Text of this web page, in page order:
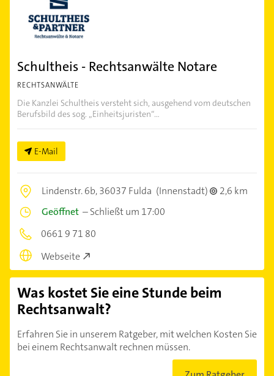
Schultheis - Rechtsanwälte Notare
RECHTSANWÄLTE
Die Kanzlei Schultheis versteht sich, ausgehend vom deutschen
Berufsbild des sog. „Einheitsjuristen“...
E-Mail
Lindenstr. 6b,36037 Fulda (Innenstadt)
2,6 km
Geöffnet –Schließt um 17:00
0661 9 71 80
Webseite
Was kostet Sie eine Stunde beim
Rechtsanwalt?
Erfahren Sie in unserem Ratgeber, mit welchen Kosten Sie
bei einem Rechtsanwalt rechnen müssen.